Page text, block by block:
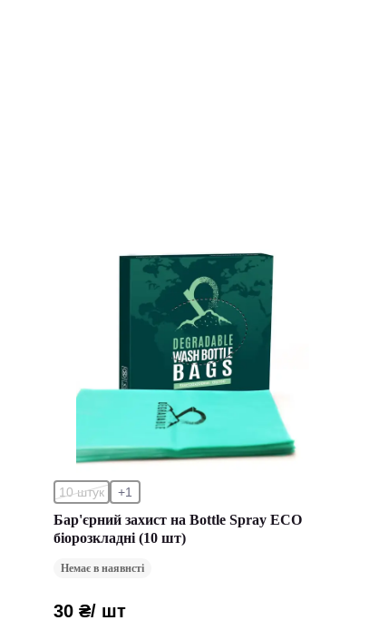
10 штук +1
Бар'єрний захист на Bottle Spray ECO
біорозкладні (10 шт)
Немає в наявнсті
30 ₴/ шт